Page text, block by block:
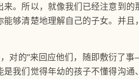
。所以，就像我们已经注意到
够清楚地理解自己的子女。并
对的”来回应他们，随即敷衍了
我们觉得年幼的孩子不懂得沟